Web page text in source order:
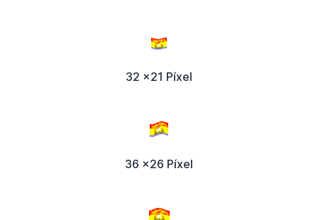
32 x21 Píxel
36 x26 Píxel